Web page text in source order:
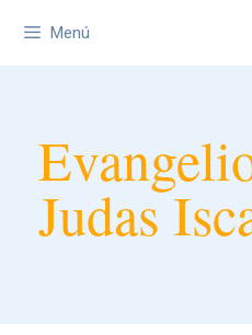
Menú
Judas